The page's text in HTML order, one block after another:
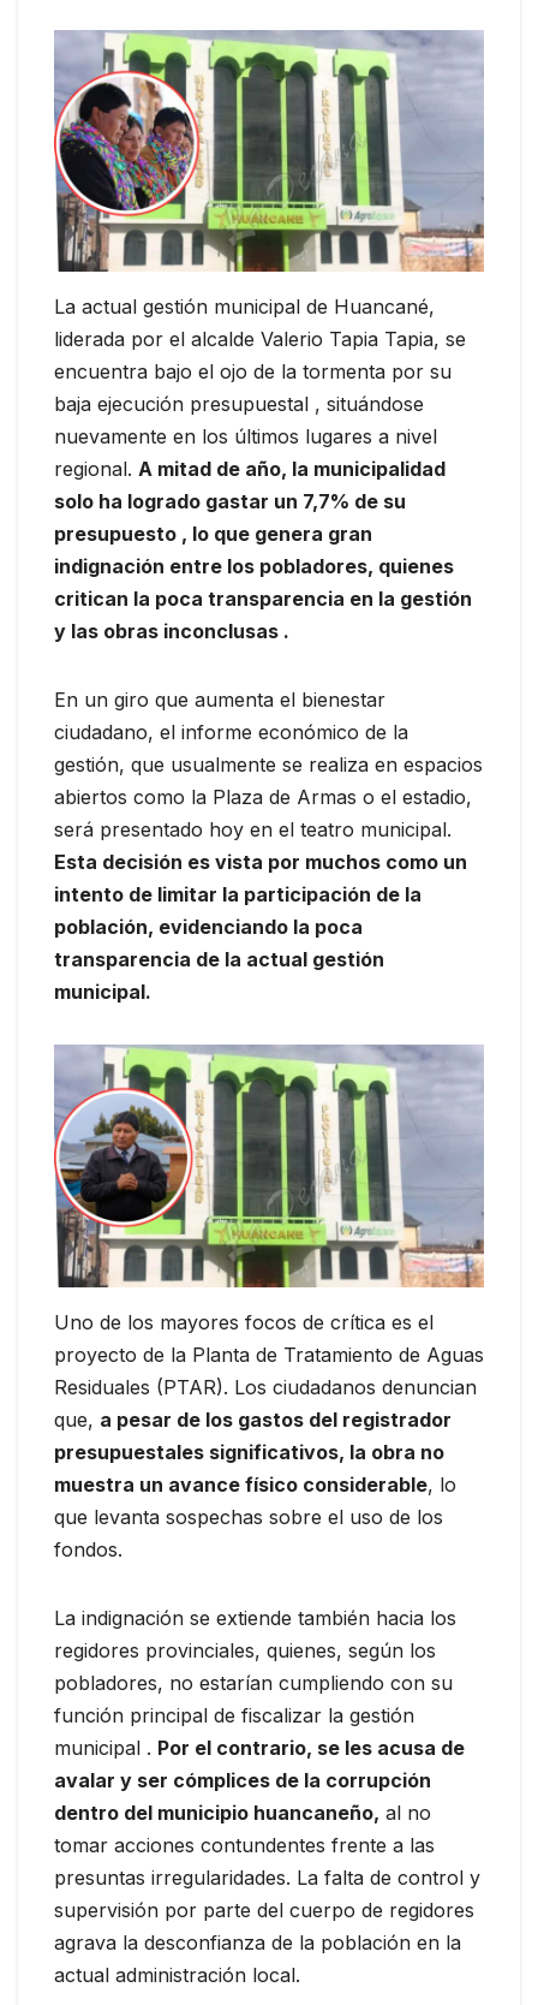
La actual gestión municipal de Huancané,
liderada por el alcalde Valerio Tapia Tapia, se
encuentra bajo el ojo de la tormenta por su
baja ejecución presupuestal , situándose
nuevamente en los últimos lugares a nivel
regional. A mitad de año, la municipalidad
solo ha logrado gastar un 7,7% de su
presupuesto , lo que genera gran
indignación entre los pobladores, quienes
critican la poca transparencia en la gestión
y las obras inconclusas .
En un giro que aumenta el bienestar
ciudadano, el informe económico de la
gestión, que usualmente se realiza en espacios
abiertos como la Plaza de Armas o el estadio,
será presentado hoy en el teatro municipal.
Esta decisión es vista por muchos como un
intento de limitar la participación de la
población, evidenciando la poca
transparencia de la actual gestión
municipal.
Uno de los mayores focos de crítica es el
proyecto de la Planta de Tratamiento de Aguas
Residuales (PTAR). Los ciudadanos denuncian
que, a pesar de los gastos del registrador
presupuestales significativos, la obra no
muestra un avance físico considerable, lo
que levanta sospechas sobre el uso de los
fondos.
La indignación se extiende también hacia los
regidores provinciales, quienes, según los
pobladores, no estarían cumpliendo con su
función principal de fiscalizar la gestión
municipal . Por el contrario, se les acusa de
avalar y ser cómplices de la corrupción
dentro del municipio huancaneño, al no
tomar acciones contundentes frente a las
presuntas irregularidades. La falta de control y
supervisión por parte del cuerpo de regidores
agrava la desconfianza de la población en la
actual administración local.